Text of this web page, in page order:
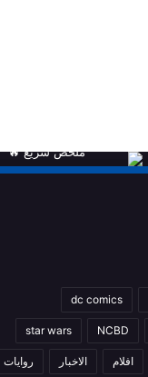
dc comics
NCBD
star wars
افلام الاخبار روايات